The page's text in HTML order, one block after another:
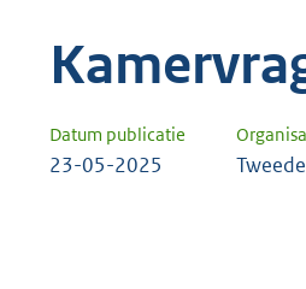
Datum publicatie
23-05-2025